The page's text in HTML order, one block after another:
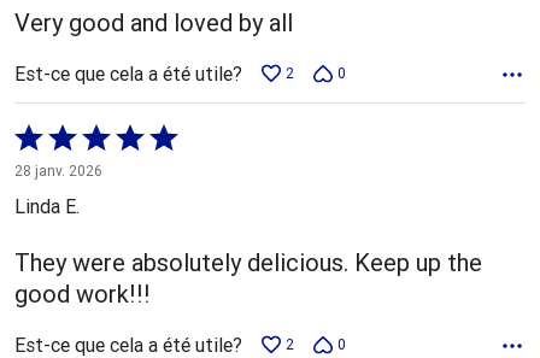
Very good and loved by all
Est-ce que cela a été utile? 2 0
Coté
5 sur
5
28 janv. 2026
Linda E.
They were absolutely delicious. Keep up the
good work!!!
Est-ce que cela a été utile? 2 0